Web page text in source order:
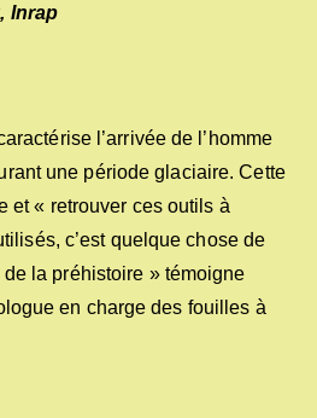
Inrap
l’arrivée de l’homme
une période glaciaire. Cette
et « retrouver ces outils à
c’est quelque chose de
la préhistoire » témoigne
en charge des fouilles à